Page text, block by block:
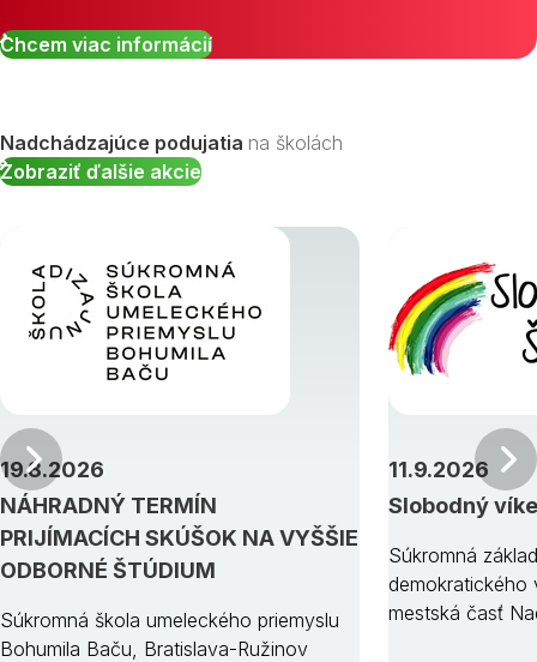
Chcem viac informácií
Nadchádzajúce podujatia na školách
Zobraziť ďalšie akcie
NÁHRADNÝ TERMÍN
PRIJÍMACÍCH SKÚŠOK NA VYŠŠIE
ODBORNÉ ŠTÚDIUM
19.8.2026
Súkromná škola umeleckého priemyslu
Bohumila Baču, Bratislava-Ružinov
Slobodný
11.9.2026
Súkromná
demokratického
mestská časť
Predchádzajúci